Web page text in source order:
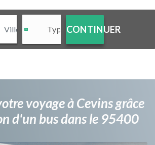
CONTINUER
voyage à Cevins grâce
d'un bus dans le 95400